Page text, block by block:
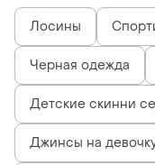
Лосины
Черная одежда
Детские скинни
Джинсы на